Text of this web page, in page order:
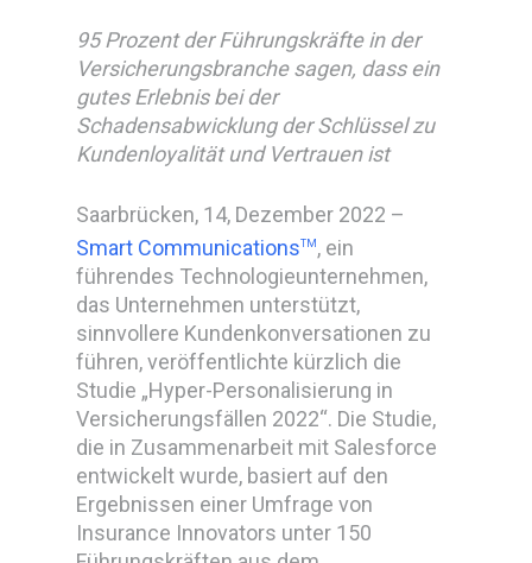
95 Prozent der Führungskräfte in der
Versicherungsbranche sagen, dass ein
gutes Erlebnis bei der
Schadensabwicklung der Schlüssel zu
Kundenloyalität und Vertrauen ist
Saarbrücken, 14, Dezember 2022 –
Smart CommunicationsTM , ein
führendes Technologieunternehmen,
das Unternehmen unterstützt,
sinnvollere Kundenkonversationen zu
führen, veröffentlichte kürzlich die
Studie „Hyper-Personalisierung in
Versicherungsfällen 2022“. Die Studie,
die in Zusammenarbeit mit Salesforce
entwickelt wurde, basiert auf den
Ergebnissen einer Umfrage von
Insurance Innovators unter 150